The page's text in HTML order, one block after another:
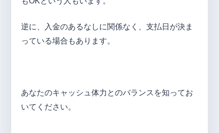
逆に、入金のあるなしに関係なく、支払日が決ま
っている場合もあります。
あなたのキャッシュ体力とのバランスを知ってお
いてください。